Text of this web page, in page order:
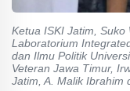
Ketua ISKI Jatim,
Laboratorium
dan Ilmu Politik
Veteran Jawa Timur,
Jatim, A. Malik Ibrahim